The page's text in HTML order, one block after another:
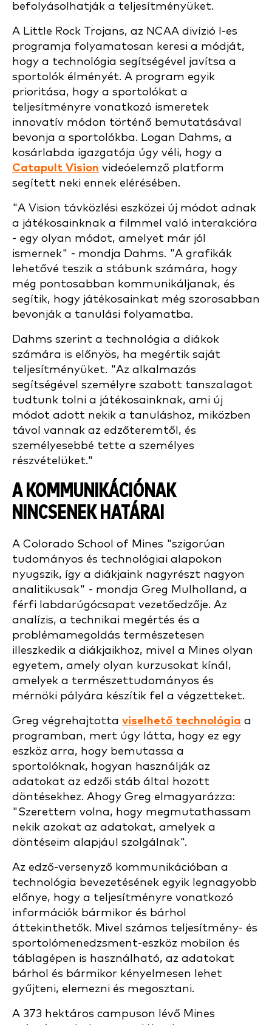
befolyásolhatják a teljesítményüket.
A Little Rock Trojans, az NCAA divízió I-es
programja folyamatosan keresi a módját,
hogy a technológia segítségével javítsa a
sportolók élményét. A program egyik
prioritása, hogy a sportolókat a
teljesítményre vonatkozó ismeretek
innovatív módon történő bemutatásával
bevonja a sportolókba. Logan Dahms, a
kosárlabda igazgatója úgy véli, hogy a
Catapult Vision videóelemző platform
segített neki ennek elérésében.
"A Vision távközlési eszközei új módot adnak
a játékosainknak a filmmel való interakcióra
- egy olyan módot, amelyet már jól
ismernek" - mondja Dahms. "A grafikák
lehetővé teszik a stábunk számára, hogy
még pontosabban kommunikáljanak, és
segítik, hogy játékosainkat még szorosabban
bevonják a tanulási folyamatba.
Dahms szerint a technológia a diákok
számára is előnyös, ha megértik saját
teljesítményüket. "Az alkalmazás
segítségével személyre szabott tanszalagot
tudtunk tolni a játékosainknak, ami új
módot adott nekik a tanuláshoz, miközben
távol vannak az edzőteremtől, és
személyesebbé tette a személyes
részvételüket."
A KOMMUNIKÁCIÓNAK
NINCSENEK HATÁRAI
A Colorado School of Mines "szigorúan
tudományos és technológiai alapokon
nyugszik, így a diákjaink nagyrészt nagyon
analitikusak" - mondja Greg Mulholland, a
férfi labdarúgócsapat vezetőedzője. Az
analízis, a technikai megértés és a
problémamegoldás természetesen
illeszkedik a diákjaikhoz, mivel a Mines olyan
egyetem, amely olyan kurzusokat kínál,
amelyek a természettudományos és
mérnöki pályára készítik fel a végzetteket.
Greg végrehajtotta viselhető technológia a
programban, mert úgy látta, hogy ez egy
eszköz arra, hogy bemutassa a
sportolóknak, hogyan használják az
adatokat az edzői stáb által hozott
döntésekhez. Ahogy Greg elmagyarázza:
"Szerettem volna, hogy megmutathassam
nekik azokat az adatokat, amelyek a
döntéseim alapjául szolgálnak".
Az edző-versenyző kommunikációban a
technológia bevezetésének egyik legnagyobb
előnye, hogy a teljesítményre vonatkozó
információk bármikor és bárhol
áttekinthetők. Mivel számos teljesítmény- és
sportolómenedzsment-eszköz mobilon és
táblagépen is használható, az adatokat
bárhol és bármikor kényelmesen lehet
gyűjteni, elemezni és megosztani.
A 373 hektáros campuson lévő Mines